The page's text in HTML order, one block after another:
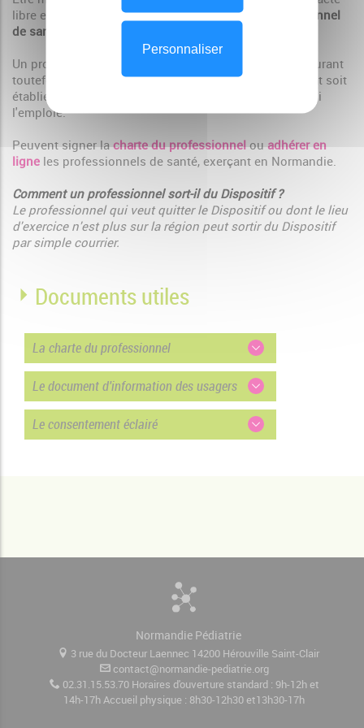
libre et gratuit. Il suffit de signer lacharte du professionnel
de santé
Un professionnel salarié peut signer la charte en s'assurant
toutefois au préalable qu'une convention de partenariat soit
établie entre Normandie Pédiatrie et l’établissement qui
l'emploie.
Peuvent signer lacharte du professionnelouadhérer en
ligne les professionnels de santé, exerçant en Normandie.
Comment un professionnel sort-il du Dispositif ?
Le professionnel qui veut quitter le Dispositif ou dont le lieu
d'exercice n'est plus sur la région peut sortir du Dispositif
par simple courrier.
Documents utiles
La charte du professionnel
Le document d'information des usagers
Le consentement éclairé
Normandie Pédiatrie
3 rue du Docteur Laennec 14200 Hérouville Saint-Clair
contact@normandie-pediatrie.org
02.31.15.53.70 Horaires d'ouverture standard : 9h-12h et
14h-17h Accueil physique : 8h30-12h30 et13h30-17h
Personnaliser